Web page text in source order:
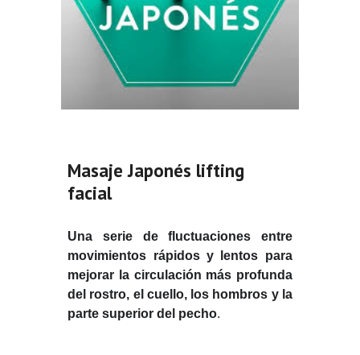
Masaje Japonés lifting
facial
Una serie de fluctuaciones entre
movimientos rápidos y lentos para
mejorar la circulación más profunda
del rostro, el cuello, los hombros y la
parte superior del pecho.